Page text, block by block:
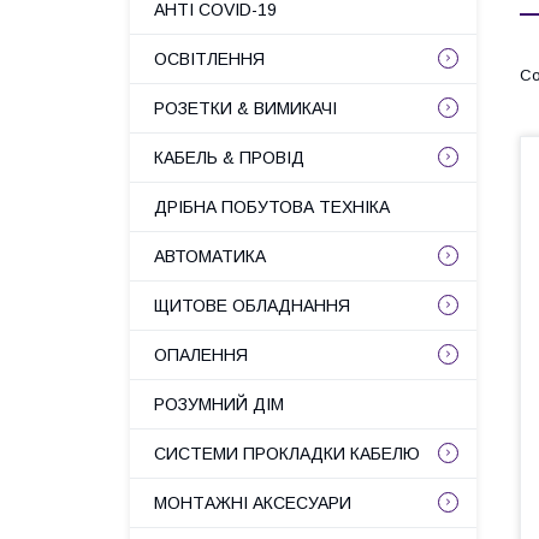
АНТІ COVID-19
ОСВІТЛЕННЯ
РОЗЕТКИ & ВИМИКАЧІ
КАБЕЛЬ & ПРОВІД
ДРІБНА ПОБУТОВА ТЕХНІКА
АВТОМАТИКА
ЩИТОВЕ ОБЛАДНАННЯ
ОПАЛЕННЯ
РОЗУМНИЙ ДІМ
СИСТЕМИ ПРОКЛАДКИ КАБЕЛЮ
МОНТАЖНІ АКСЕСУАРИ